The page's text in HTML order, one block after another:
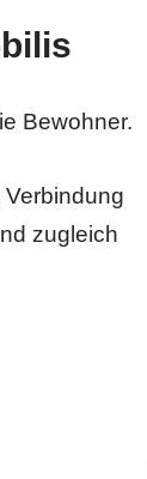
Bewohner.
zugleich